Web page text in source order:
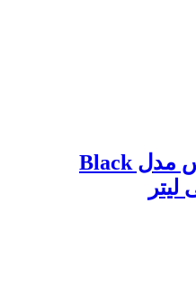
عطر جیبی مردانه کراس مدل Black